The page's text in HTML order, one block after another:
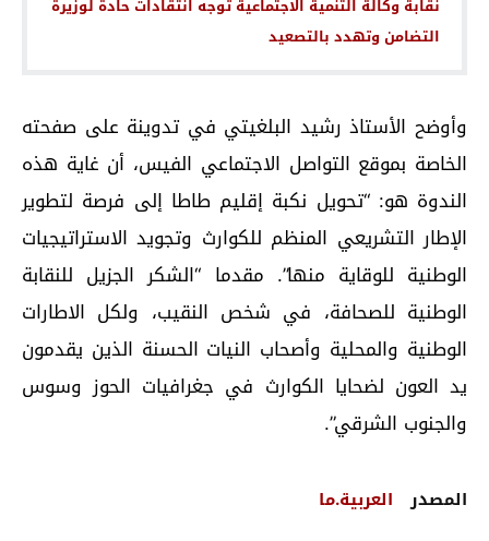
نقابة وكالة التنمية الاجتماعية توجه انتقادات حادة لوزيرة
التضامن وتهدد بالتصعيد
وأوضح الأستاذ رشيد البلغيتي في تدوينة على صفحته
الخاصة بموقع التواصل الاجتماعي الفيس، أن غاية هذه
الندوة هو: “تحويل نكبة إقليم طاطا إلى فرصة لتطوير
الإطار التشريعي المنظم للكوارث وتجويد الاستراتيجيات
الوطنية للوقاية منها”. مقدما “الشكر الجزيل للنقابة
الوطنية للصحافة، في شخص النقيب، ولكل الاطارات
الوطنية والمحلية وأصحاب النيات الحسنة الذين يقدمون
يد العون لضحايا الكوارث في جغرافيات الحوز وسوس
والجنوب الشرقي”.
المصدر العربية.ما